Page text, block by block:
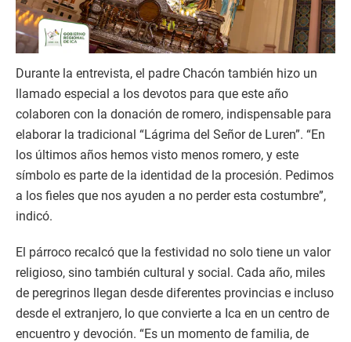
Durante la entrevista, el padre Chacón también hizo un
llamado especial a los devotos para que este año
colaboren con la donación de romero, indispensable para
elaborar la tradicional “Lágrima del Señor de Luren”. “En
los últimos años hemos visto menos romero, y este
símbolo es parte de la identidad de la procesión. Pedimos
a los fieles que nos ayuden a no perder esta costumbre”,
indicó.
El párroco recalcó que la festividad no solo tiene un valor
religioso, sino también cultural y social. Cada año, miles
de peregrinos llegan desde diferentes provincias e incluso
desde el extranjero, lo que convierte a Ica en un centro de
encuentro y devoción. “Es un momento de familia, de